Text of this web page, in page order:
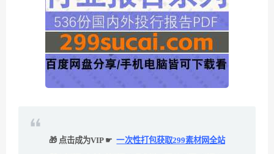
🎁 点击成为VIP ☛ 一次性打包获取299素材网全站